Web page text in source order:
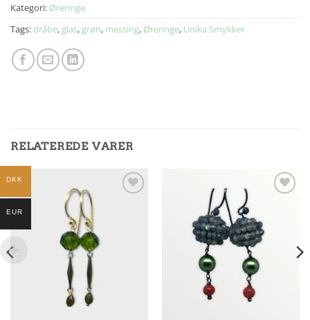
Kategori: Øreringe
Tags: dråbe, glas, grøn, messing, Øreringe, Unika Smykker
RELATEREDE VARER
DKK
EUR